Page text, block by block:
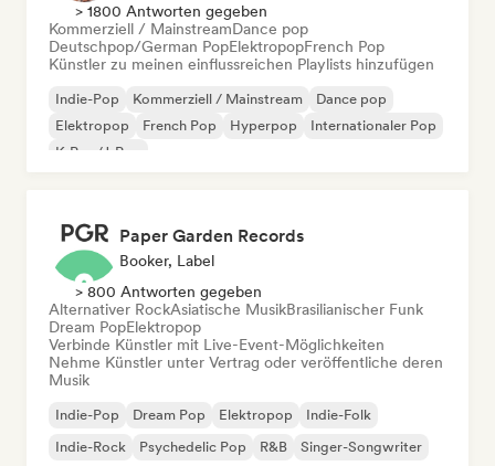
> 1800 Antworten gegeben
Kommerziell / MainstreamDance pop
Deutschpop/German PopElektropopFrench Pop
Künstler zu meinen einflussreichen Playlists hinzufügen
Indie-Pop Kommerziell / Mainstream
Dance pop
Elektropop
French Pop Hyperpop
Internationaler Pop
K-Pop/J-Pop
Paper Garden Records
Booker, Label
> 800 Antworten gegeben
Alternativer RockAsiatische MusikBrasilianischer Funk
Dream PopElektropop
Verbinde Künstler mit Live-Event-Möglichkeiten
Nehme Künstler unter Vertrag oder veröffentliche deren
Musik
Indie-Pop Dream Pop Elektropop
Indie-Folk
Indie-Rock
Psychedelic Pop R&B Singer-Songwriter